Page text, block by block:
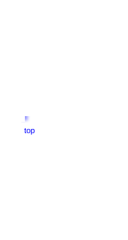
top